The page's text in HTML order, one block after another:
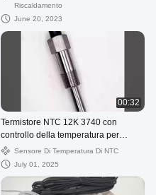
Riscaldamento
June 20, 2023
00:32
Termistore NTC 12K 3740 con
controllo della temperatura per
bollitore di distributore d'acqua,
temperatura dell'acqua dell'auto
Sensore Di Temperatura Di NTC
July 01, 2025